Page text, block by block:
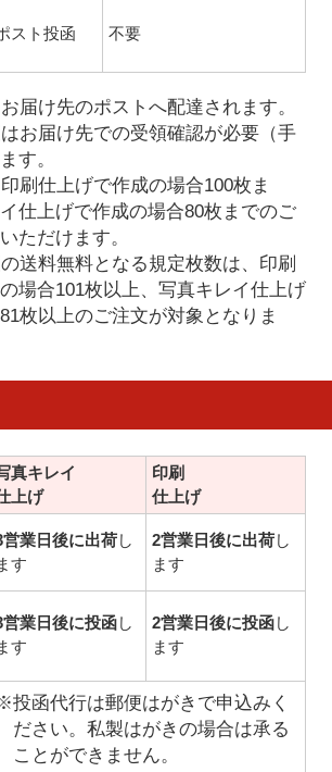
スト投函 不要
届け先のポストへ配達されます。
お届け先での受領確認が必要（手
す。
刷仕上げで作成の場合100枚ま
仕上げで作成の場合80枚までのご
ただけます。
送料無料となる規定枚数は、印刷
場合101枚以上、写真キレイ仕上げ
枚以上のご注文が対象となりま
真キレイ
上げ
印刷
仕上げ
営業日後に出荷し
す
2営業日後に出荷し
ます
営業日後に投函し
す
2営業日後に投函し
ます
投函代行は郵便はがきで申込みく
ださい。私製はがきの場合は承る
ことができません。